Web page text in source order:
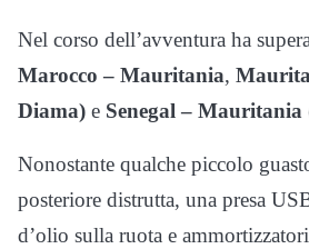
Nel corso dell’avventura ha
Marocco – Mauritania,
Diama) e Senegal – Mauritania
Nonostante qualche piccolo
posteriore distrutta, una presa
d’olio sulla ruota e